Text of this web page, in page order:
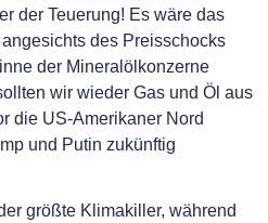
der Teuerung! Es wäre das
des Preisschocks
der Mineralölkonzerne
wir wieder Gas und Öl aus
die US-Amerikaner Nord
und Putin zukünftig
größte Klimakiller, während